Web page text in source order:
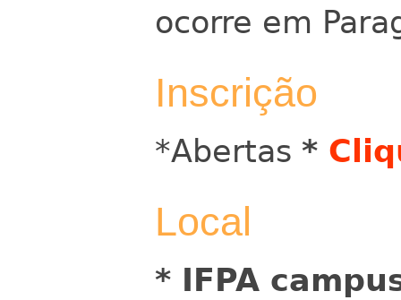
ocorre em
Inscrição
*Abertas *
Local
* IFPA